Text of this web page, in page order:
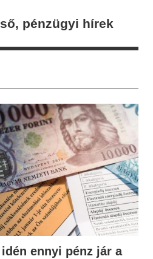
pénzügyi hírek
ennyi pénz jár a